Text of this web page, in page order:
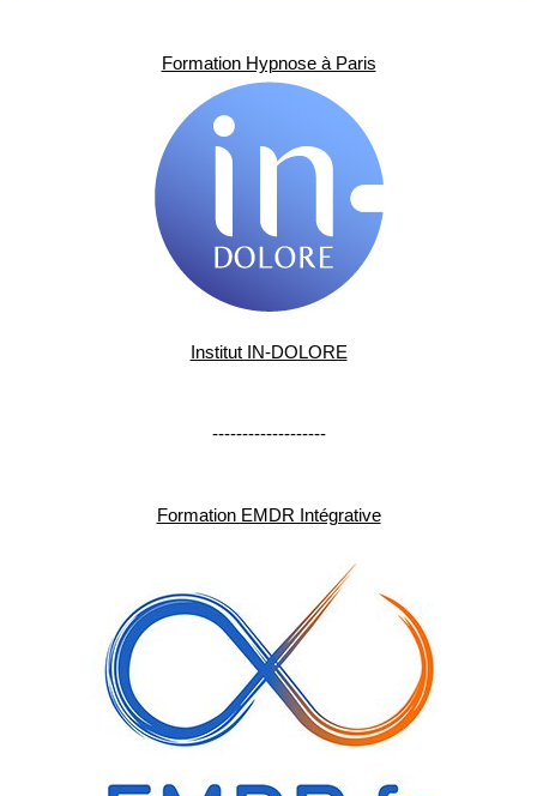
Formation Hypnose à Paris
Institut IN-DOLORE
-------------------
Formation EMDR Intégrative